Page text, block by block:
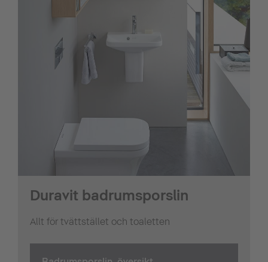
Duravit badrumsporslin
Allt för tvättstället och toaletten